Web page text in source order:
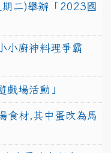
二)舉辦「2023國
小廚神料理爭霸
戲場活動」
食材,其中蛋改為馬